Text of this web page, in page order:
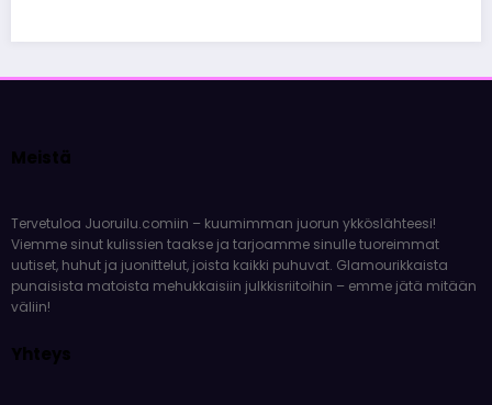
Meistä
Tervetuloa Juoruilu.comiin – kuumimman juorun ykköslähteesi!
Viemme sinut kulissien taakse ja tarjoamme sinulle tuoreimmat
uutiset, huhut ja juonittelut, joista kaikki puhuvat. Glamourikkaista
punaisista matoista mehukkaisiin julkkisriitoihin – emme jätä mitään
väliin!
Yhteys